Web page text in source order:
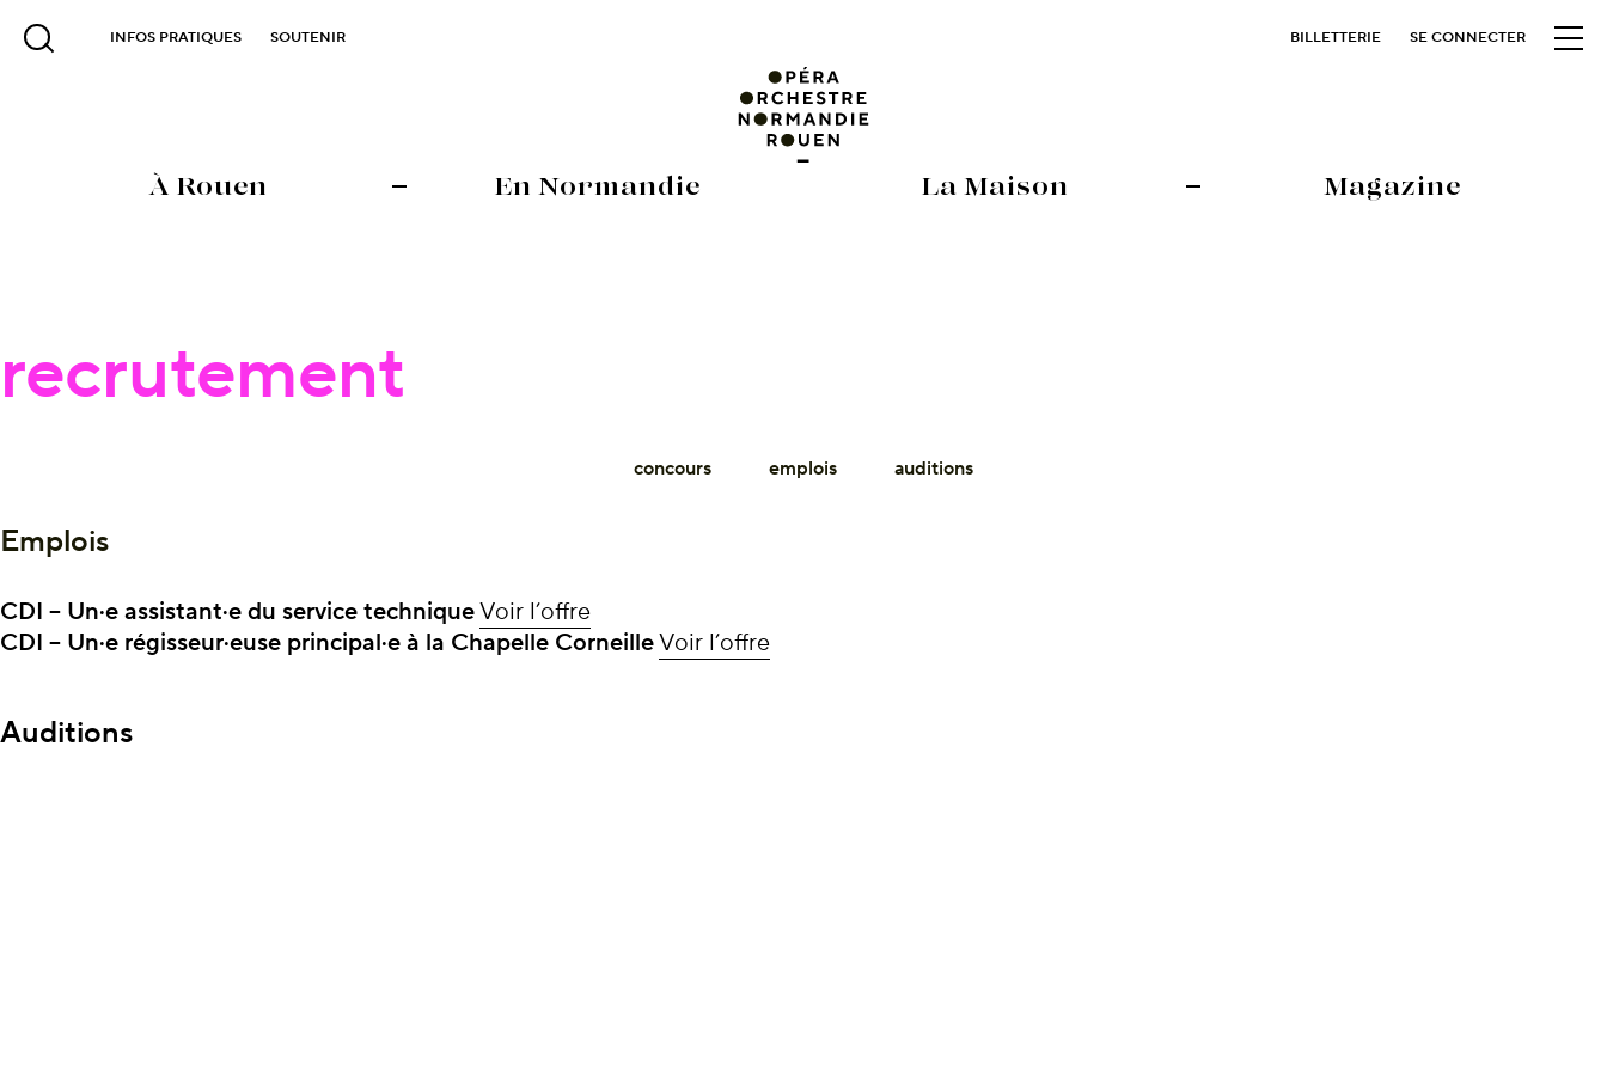
INFOS PRATIQUES SOUTENIR BILLETTERIE SE CONNECTER
À Rouen En Normandie La Maison Magazine
concours emplois auditions
recrutement
Emplois
CDI – Un·e assistant·e du service techniqueVoir l’offre
CDI – Un·e régisseur·euse principal·e à la Chapelle CorneilleVoir l’offre
Auditions